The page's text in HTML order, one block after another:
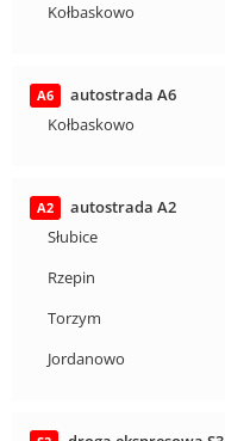
Kołbaskowo
A6
autostrada A6
Kołbaskowo
A2
autostrada A2
Słubice
Rzepin
Torzym
Jordanowo